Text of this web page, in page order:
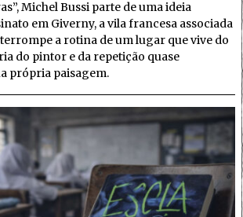
Michel Bussi parte de uma ideia
em Giverny, a vila francesa associada
a rotina de um lugar que vive do
do pintor e da repetição quase
própria paisagem.